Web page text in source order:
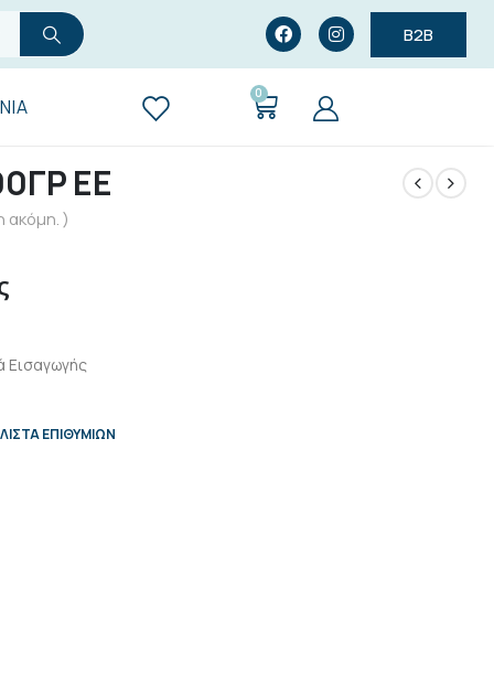
B2B
0
ΕΕ
ακόμη. )
Εισαγωγής
ΕΠΙΘΥΜΙΏΝ